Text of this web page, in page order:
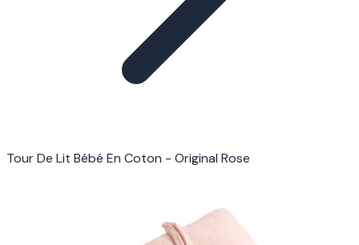
Tour De Lit Bébé En Coton - Original Rose